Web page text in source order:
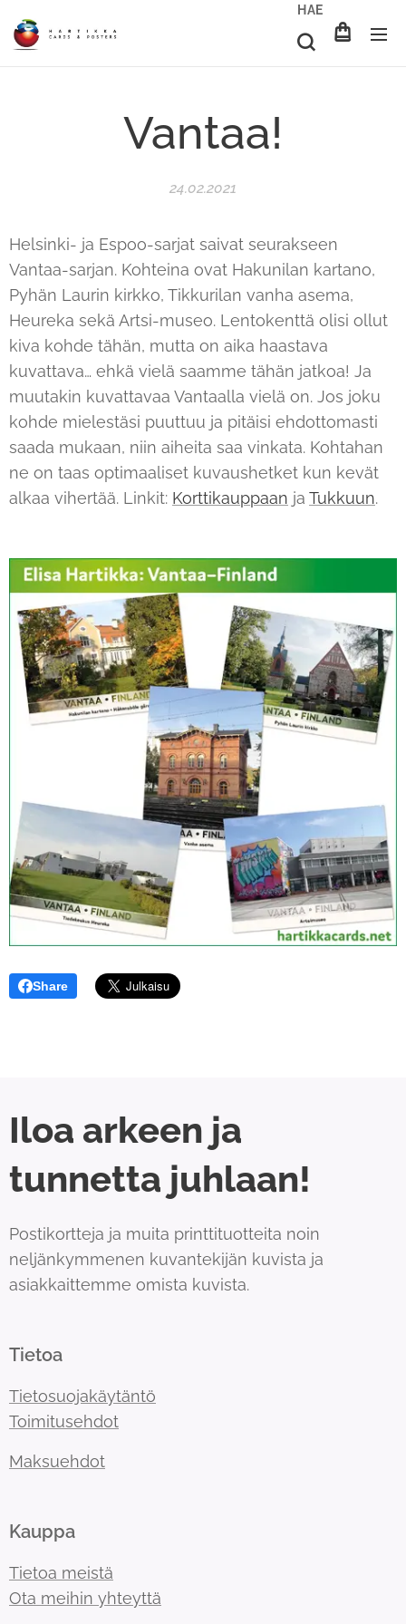
HAE
Vantaa!
24.02.2021
Helsinki- ja Espoo-sarjat saivat seurakseen
Vantaa-sarjan. Kohteina ovat Hakunilan kartano,
Pyhän Laurin kirkko, Tikkurilan vanha asema,
Heureka sekä Artsi-museo. Lentokenttä olisi ollut
kiva kohde tähän, mutta on aika haastava
kuvattava… ehkä vielä saamme tähän jatkoa! Ja
muutakin kuvattavaa Vantaalla vielä on. Jos joku
kohde mielestäsi puuttuu ja pitäisi ehdottomasti
saada mukaan, niin aiheita saa vinkata. Kohtahan
ne on taas optimaaliset kuvaushetket kun kevät
alkaa vihertää. Linkit: Korttikauppaan ja Tukkuun.
Share
Iloa arkeen ja
tunnetta juhlaan!
Postikortteja ja muita printtituotteita noin
neljänkymmenen kuvantekijän kuvista ja
asiakkaittemme omista kuvista.
Tietoa
Tietosuojakäytäntö
Toimitusehdot
Maksuehdot
Kauppa
Tietoa meistä
Ota meihin yhteyttä